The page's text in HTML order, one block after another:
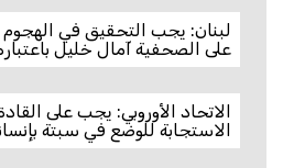
لبنان: يجب التحقيق في الهجوم
على الصحفية آمال خليل
الاتحاد الأوروبي: يجب على
الاستجابة للوضع في سبتة